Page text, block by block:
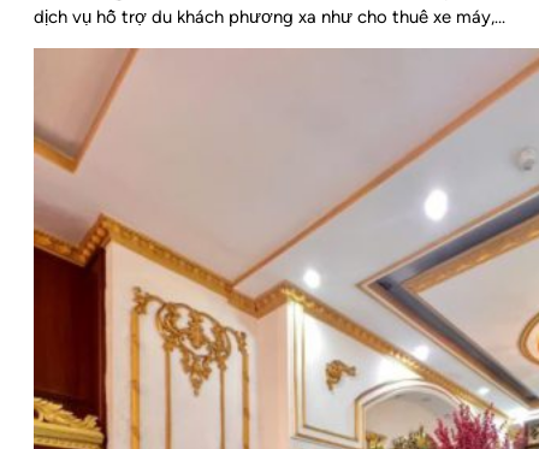
dịch vụ hỗ trợ du khách phương xa như cho thuê xe máy,…